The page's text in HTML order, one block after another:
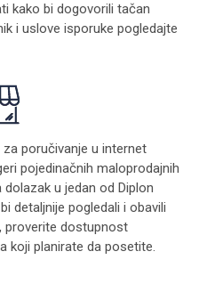
kako bi dogovorili tačan
i uslove isporuke pogledajte
poručivanje u internet
pojedinačnih maloprodajnih
u jedan od Diplon
detaljnije pogledali i obavili
proverite dostupnost
koji planirate da posetite.